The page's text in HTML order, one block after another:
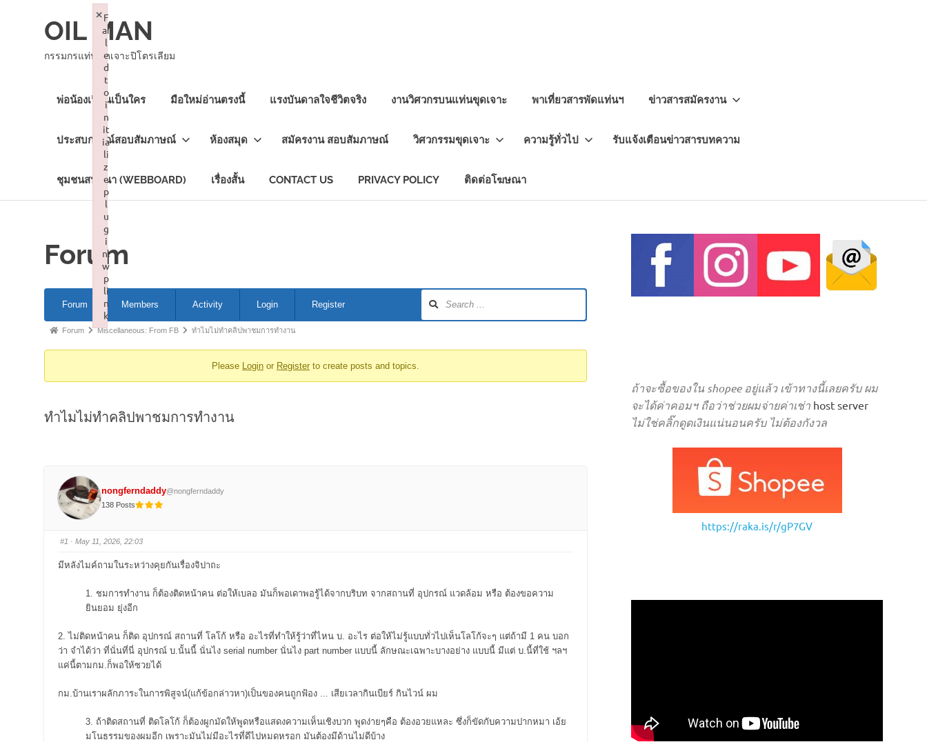
OIL MAN
กรรมกรแท่นขุดเจาะปิโตรเลียม
พ่อน้องเฟิร์นเป็นใคร มือใหม่อ่านตรงนี้ แรงบันดาลใจชีวิตจริง งานวิศวกรบนแท่นขุดเจาะ พาเที่ยวสารพัดแท่นฯ ข่าวสารสมัครงาน
ประสบการณ์สอบสัมภาษณ์ ห้องสมุด สมัครงาน สอบสัมภาษณ์ วิศวกรรมขุดเจาะ ความรู้ทั่วไป รับแจ้งเตือนข่าวสารบทความ
ชุมชนสนทนา (WEBBOARD) เรื่องสั้น CONTACT US PRIVACY POLICY ติดต่อโฆษณา
Forum
Navigation
Forum Members Activity Login Register
Forum
You
here:
Forum Miscellaneous: From FB ทำไมไม่ทำคลิปพาชมการทำงาน
Please Login or Register to create posts and topics.
ทำไมไม่ทำคลิปพาชมการทำงาน
nongferndaddy@nongferndaddy
138 Posts
#1 · May 11, 2026, 22:03
มีหลังไมค์ถามในระหว่างคุยกันเรื่องจิปาถะ
1. ชมการทำงาน ก็ต้องติดหน้าคน ต่อให้เบลอ มันก็พอเดาพอรู้ได้จากบริบท จากสถานที่ อุปกรณ์ แวดล้อม หรือ ต้องขอความ
ยินยอม ยุ่งอีก
2. ไม่ติดหน้าคน ก็ติด อุปกรณ์ สถานที่ โลโก้ หรือ อะไรที่ทำให้รู้ว่าที่ไหน บ. อะไร ต่อให้ไม่รู้แบบทั่วไปเห็นโลโก้จะๆ แต่ถ้ามี 1 คน บอก
ว่า จำได้ว่า ที่นั่นที่นี่ อุปกรณ์ บ.นั้นนี้ นั่นไง serial number นั่นไง part number แบบนี้ ลักษณะเฉพาะบางอย่าง แบบนี้ มีแต่ บ.นี้ที่ใช้ ฯลฯ
แค่นี้ตามกม.ก็พอให้ซวยได้
กม.บ้านเราผลักภาระในการพิสูจน์(แก้ข้อกล่าวหา)เป็นของคนถูกฟ้อง ... เสียเวลากินเบียร์ กินไวน์ ผม
3. ถ้าติดสถานที่ ติดโลโก้ ก็ต้องผูกมัดให้พูดหรือแสดงความเห็นเชิงบวก พูดง่ายๆคือ ต้องอวยแหละ ซึ่งก็ขัดกับความปากหมา เอ้ย
มโนธรรมของผมอีก เพราะมันไม่มีอะไรที่ดีไปหมดหรอก มันต้องมีด้านไม่ดีบ้าง
ถ้าจะซื้อของใน shopee อยู่แล้ว เข้าทางนี้เลยครับ ผม
จะได้ค่าคอมฯ ถือว่าช่วยผมจ่ายค่าเช่า host server
ไม่ใช่คลิ๊กดูดเงินแน่นอนครับ ไม่ต้องกังวล
https://raka.is/r/gP7GV
F
ai
l
e
d
t
o
i
n
it
ia
li
z
e
p
l
u
g
i
n:
w
p
li
n
k
×
Failed to initialize plugin: wplink